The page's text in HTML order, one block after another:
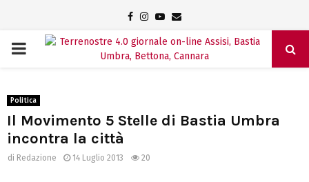
Facebook
Instagram
Youtube
Email
PRIMARY
Politica
Il Movimento 5 Stelle di Bastia Umbra
incontra la città
di Redazione 14 Luglio 2013 20